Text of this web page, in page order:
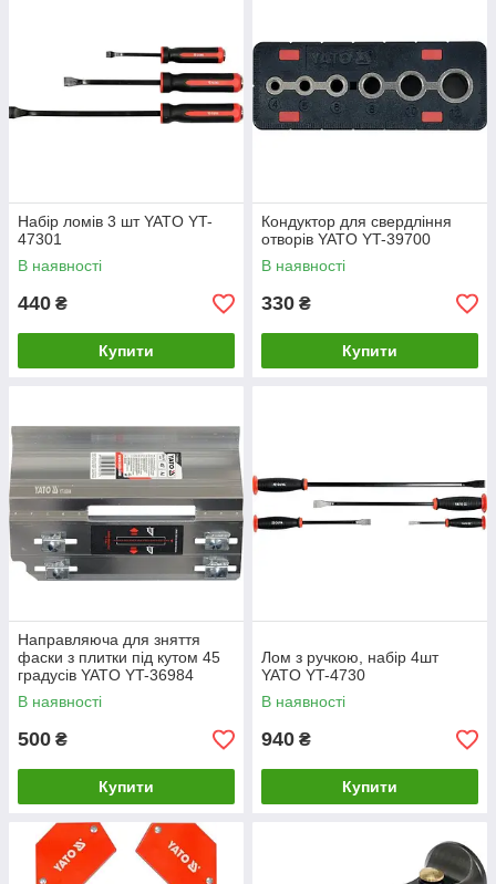
Набір ломів 3 шт YATO YT-
47301
В наявності
440 ₴
Купити
Кондуктор для свердління
отворів YATO YT-39700
В наявності
330 ₴
Купити
Направляюча для зняття
фаски з плитки під кутом 45
градусів YATO YT-36984
В наявності
500 ₴
Купити
Лом з ручкою, набір 4шт
YATO YT-4730
В наявності
940 ₴
Купити